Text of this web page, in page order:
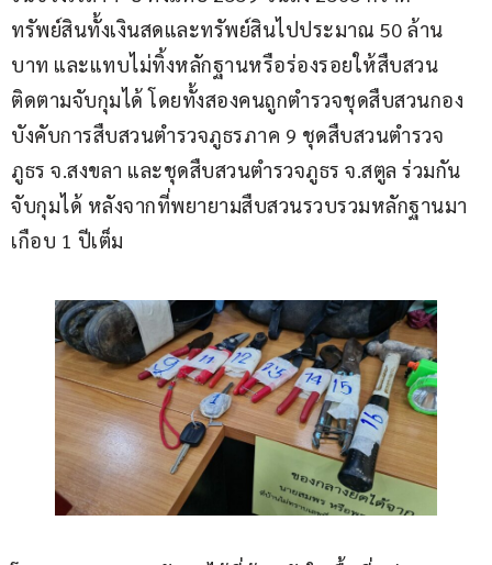
ทรัพย์สินทั้งเงินสดและทรัพย์สินไปประมาณ 50 ล้าน
บาท และแทบไม่ทิ้งหลักฐานหรือร่องรอยให้สืบสวน
ติดตามจับกุมได้ โดยทั้งสองคนถูกตำรวจชุดสืบสวนกอง
บังคับการสืบสวนตำรวจภูธรภาค 9 ชุดสืบสวนตำรวจ
ภูธร จ.สงขลา และชุดสืบสวนตำรวจภูธร จ.สตูล ร่วมกัน
จับกุมได้ หลังจากที่พยายามสืบสวนรวบรวมหลักฐานมา
เกือบ 1 ปีเต็ม